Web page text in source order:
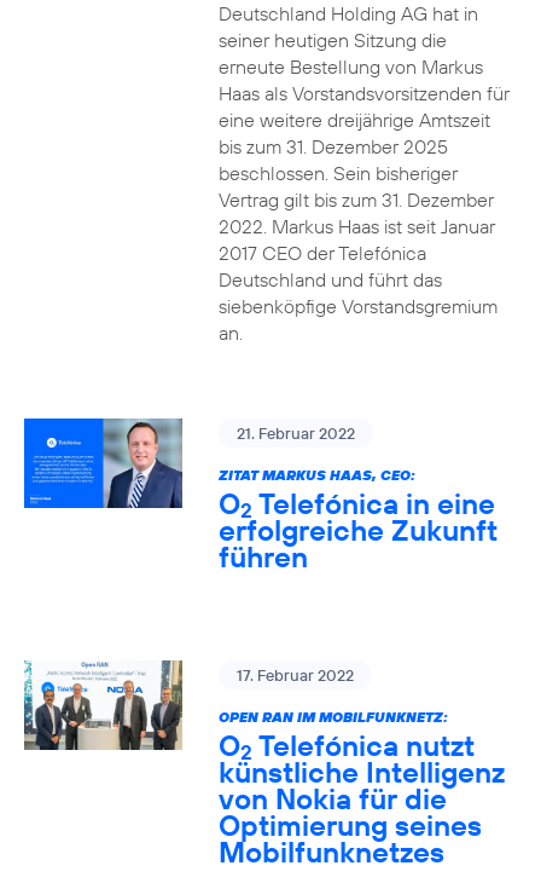
Deutschland Holding AG hat in
seiner heutigen Sitzung die
erneute Bestellung von Markus
Haas als Vorstandsvorsitzenden für
eine weitere dreijährige Amtszeit
bis zum 31. Dezember 2025
beschlossen. Sein bisheriger
Vertrag gilt bis zum 31. Dezember
2022. Markus Haas ist seit Januar
2017 CEO der Telefónica
Deutschland und führt das
siebenköpfige Vorstandsgremium
an.
21. Februar 2022
ZITAT MARKUS HAAS, CEO:
O2 Telefónica in eine
erfolgreiche Zukunft
führen
17. Februar 2022
OPEN RAN IM MOBILFUNKNETZ:
O2 Telefónica nutzt
künstliche Intelligenz
von Nokia für die
Optimierung seines
Mobilfunknetzes